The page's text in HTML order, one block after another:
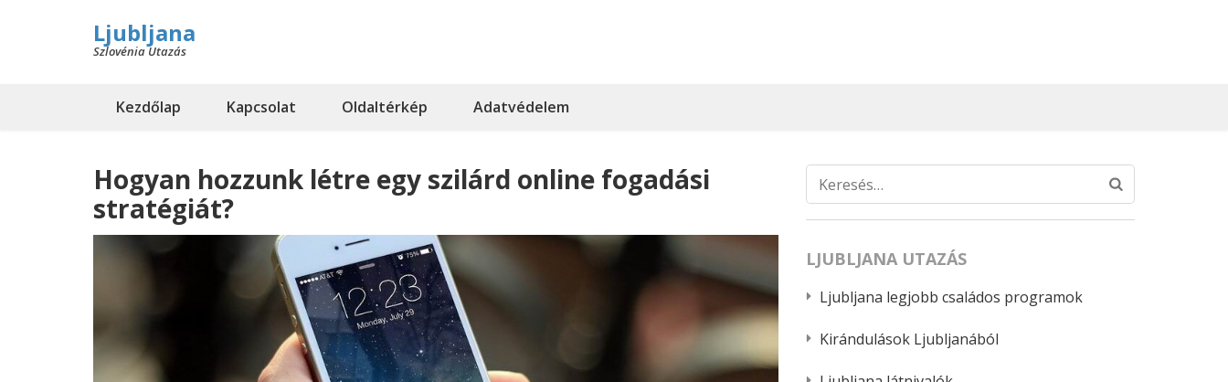
Ljubljana
Szlovénia Utazás
Kezdőlap Kapcsolat Oldaltérkép Adatvédelem
Hogyan hozzunk létre egy szilárd online fogadási
stratégiát?
Keresés:
LJUBLJANA UTAZÁS
Ljubljana legjobb családos programok
Kirándulások Ljubljanából